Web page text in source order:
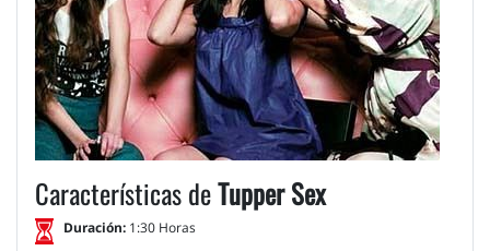
Características deTupper Sex
Duración: 1:30 Horas